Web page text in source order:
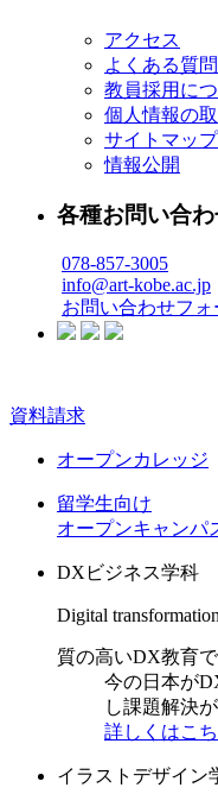
アクセス
よくある質問
教員採用に
個人情報の
サイトマップ
情報公開
各種お問い合
078-857-3005
info@art-kobe.ac.jp
お問い合わせフ
資料請求
オープンカレッジ
留学生向け
オープンキャンパ
DXビジネス学科
Digital
質の高いDX教育
今の日本が
し課題解決
詳しくはこ
イラストデザイン